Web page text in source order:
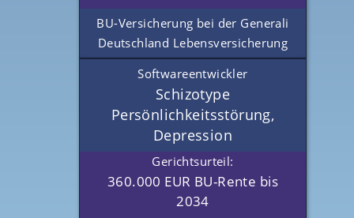
BU-Versicherung bei der Generali
Deutschland Lebensversicherung
Softwareentwickler
Schizotype
Persönlichkeitsstörung,
Depression
Gerichtsurteil:
360.000 EUR BU-Rente bis
2034